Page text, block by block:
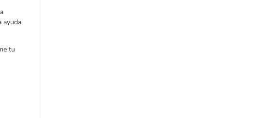
ayuda
tu